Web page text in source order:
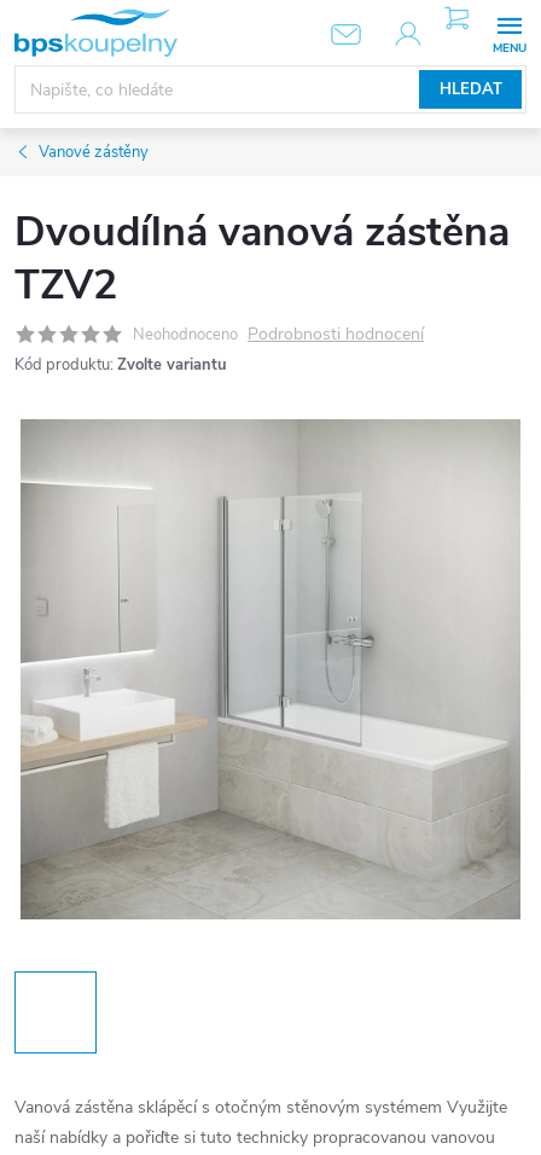
obsah
HLEDAT
NÁKUPNÍ
KOŠÍK
Vanové zástěny
Dvoudílná vanová zástěna
TZV2
Neohodnoceno Podrobnosti hodnocení
Kód produktu: Zvolte variantu
Vanová zástěna sklápěcí s otočným stěnovým systémem Využijte
naší nabídky a pořiďte si tuto technicky propracovanou vanovou